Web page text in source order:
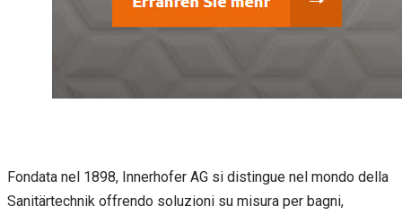
Fondata nel 1898, Innerhofer AG si distingue nel mondo della
Sanitärtechnik offrendo soluzioni su misura per bagni,